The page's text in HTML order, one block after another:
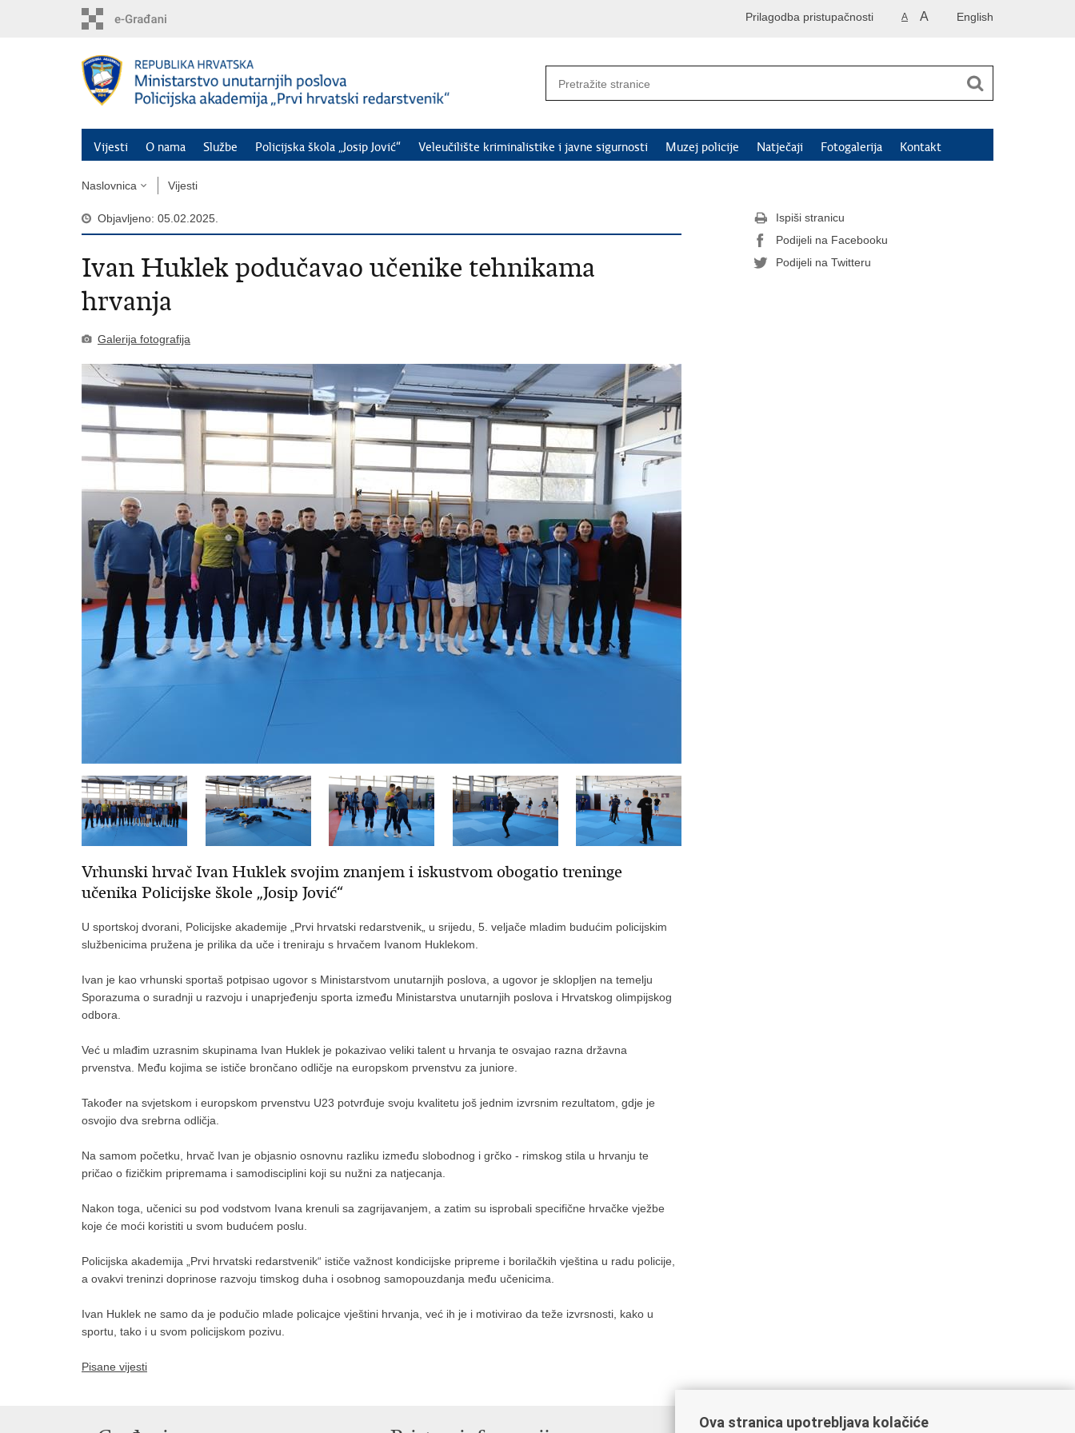
English
A A
Prilagodba pristupačnosti
Vijesti O nama Službe Policijska škola „Josip Jović“ Veleučilište kriminalistike i javne sigurnosti Muzej policije Natječaji Fotogalerija Kontakt
Naslovnica Vijesti
Objavljeno: 05.02.2025.
Ivan Huklek podučavao učenike tehnikama
hrvanja
Galerija fotografija
Vrhunski hrvač Ivan Huklek svojim znanjem i iskustvom obogatio treninge
učenika Policijske škole „Josip Jović“
U sportskoj dvorani, Policijske akademije „Prvi hrvatski redarstvenik„ u srijedu, 5. veljače mladim budućim policijskim
službenicima pružena je prilika da uče i treniraju s hrvačem Ivanom Huklekom.
Ivan je kao vrhunski sportaš potpisao ugovor s Ministarstvom unutarnjih poslova, a ugovor je sklopljen na temelju
Sporazuma o suradnji u razvoju i unaprjeđenju sporta između Ministarstva unutarnjih poslova i Hrvatskog olimpijskog
odbora.
Već u mlađim uzrasnim skupinama Ivan Huklek je pokazivao veliki talent u hrvanja te osvajao razna državna
prvenstva. Među kojima se ističe brončano odličje na europskom prvenstvu za juniore.
Također na svjetskom i europskom prvenstvu U23 potvrđuje svoju kvalitetu još jednim izvrsnim rezultatom, gdje je
osvojio dva srebrna odličja.
Na samom početku, hrvač Ivan je objasnio osnovnu razliku između slobodnog i grčko - rimskog stila u hrvanju te
pričao o fizičkim pripremama i samodisciplini koji su nužni za natjecanja.
Nakon toga, učenici su pod vodstvom Ivana krenuli sa zagrijavanjem, a zatim su isprobali specifične hrvačke vježbe
koje će moći koristiti u svom budućem poslu.
Policijska akademija „Prvi hrvatski redarstvenik“ ističe važnost kondicijske pripreme i borilačkih vještina u radu policije,
a ovakvi treninzi doprinose razvoju timskog duha i osobnog samopouzdanja među učenicima.
Ivan Huklek ne samo da je podučio mlade policajce vještini hrvanja, već ih je i motivirao da teže izvrsnosti, kako u
sportu, tako i u svom policijskom pozivu.
Pisane vijesti
Ispiši stranicu
Podijeli na Facebooku
Podijeli na Twitteru
Ova stranica upotrebljava kolačiće